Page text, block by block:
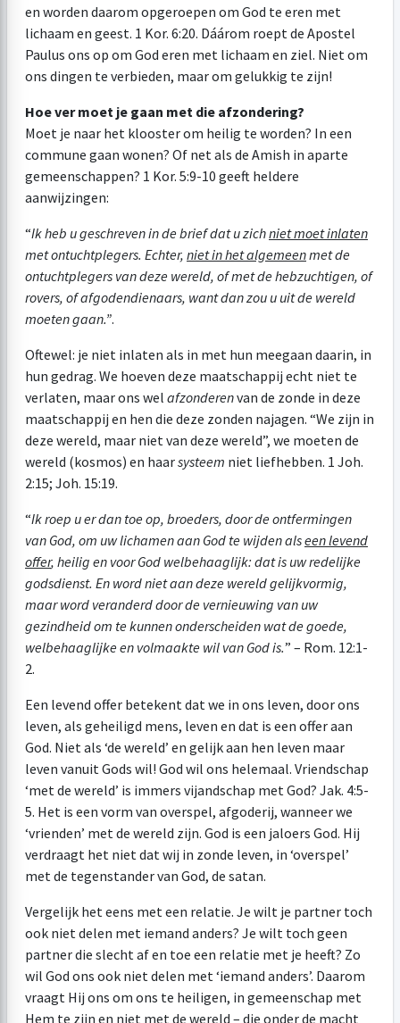
en worden daarom opgeroepen om God te eren met
lichaam en geest. 1 Kor. 6:20. Dáárom roept de Apostel
Paulus ons op om God eren met lichaam en ziel. Niet om
ons dingen te verbieden, maar om gelukkig te zijn!
Hoe ver moet je gaan met die afzondering?
Moet je naar het klooster om heilig te worden? In een
commune gaan wonen? Of net als de Amish in aparte
gemeenschappen? 1 Kor. 5:9-10 geeft heldere
aanwijzingen:
“Ik heb u geschreven in de brief dat u zichniet moet inlaten
met ontuchtplegers. Echter, niet in het algemeenmet de
ontuchtplegers van deze wereld, of met de hebzuchtigen, of
rovers, of afgodendienaars, want dan zou u uit de wereld
moeten gaan.”.
Oftewel: je niet inlaten als in met hun meegaan daarin, in
hun gedrag. We hoeven deze maatschappij echt niet te
verlaten, maar ons wel afzonderenvan de zonde in deze
maatschappij en hen die deze zonden najagen. “We zijn in
deze wereld, maar niet van deze wereld”, we moeten de
wereld (kosmos) en haarsysteem niet liefhebben. 1 Joh.
2:15; Joh. 15:19.
“Ik roep u er dan toe op, broeders, door de ontfermingen
van God, om uw lichamen aan God te wijden alseen levend
offer, heilig en voor God welbehaaglijk: dat is uw redelijke
godsdienst. En word niet aan deze wereld gelijkvormig,
maar word veranderd door de vernieuwing van uw
gezindheid om te kunnen onderscheiden wat de goede,
welbehaaglijke en volmaakte wil van God is.” – Rom. 12:1-
2.
Een levend offer betekent dat we in ons leven, door ons
leven, als geheiligd mens, leven en dat is een offer aan
God. Niet als ‘de wereld’ en gelijk aan hen leven maar
leven vanuit Gods wil! God wil ons helemaal. Vriendschap
‘met de wereld’ is immers vijandschap met God? Jak. 4:5-
5. Het is een vorm van overspel, afgoderij, wanneer we
‘vrienden’ met de wereld zijn. God is een jaloers God. Hij
verdraagt het niet dat wij in zonde leven, in ‘overspel’
met de tegenstander van God, de satan.
Vergelijk het eens met een relatie. Je wilt je partner toch
ook niet delen met iemand anders? Je wilt toch geen
partner die slecht af en toe een relatie met je heeft? Zo
wil God ons ook niet delen met ‘iemand anders’. Daarom
vraagt Hij ons om ons te heiligen, in gemeenschap met
Hem te zijn en niet met de wereld – die onder de macht